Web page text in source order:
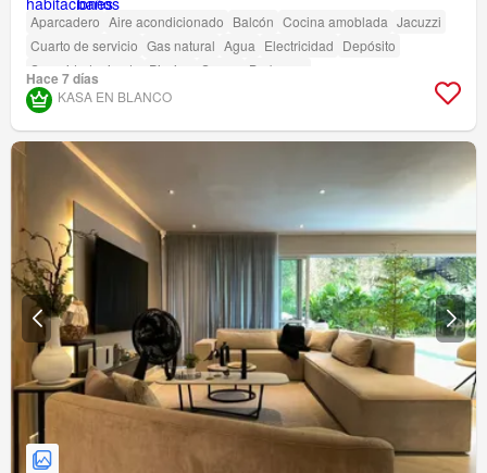
Aparcadero Aire acondicionado Balcón Cocina amoblada Jacuzzi
Cuarto de servicio Gas natural Agua Electricidad Depósito
Seguridad privada
Piscina Sauna Barbecue
Hace 7 días
KASA EN BLANCO